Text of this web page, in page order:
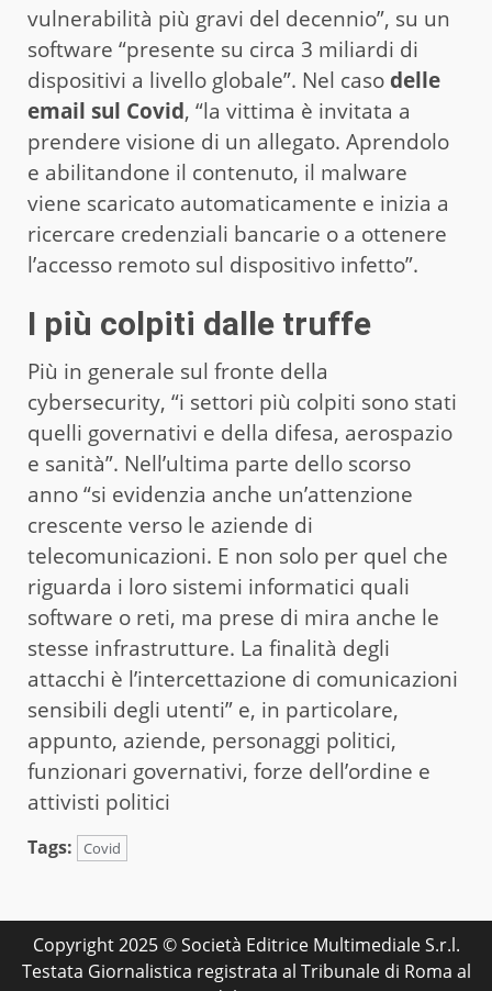
vulnerabilità più gravi del decennio”, su un
software “presente su circa 3 miliardi di
dispositivi a livello globale”. Nel caso delle
email sul Covid, “la vittima è invitata a
prendere visione di un allegato. Aprendolo
e abilitandone il contenuto, il malware
viene scaricato automaticamente e inizia a
ricercare credenziali bancarie o a ottenere
l’accesso remoto sul dispositivo infetto”.
I più colpiti dalle truffe
Più in generale sul fronte della
cybersecurity, “i settori più colpiti sono stati
quelli governativi e della difesa, aerospazio
e sanità”. Nell’ultima parte dello scorso
anno “si evidenzia anche un’attenzione
crescente verso le aziende di
telecomunicazioni. E non solo per quel che
riguarda i loro sistemi informatici quali
software o reti, ma prese di mira anche le
stesse infrastrutture. La finalità degli
attacchi è l’intercettazione di comunicazioni
sensibili degli utenti” e, in particolare,
appunto, aziende, personaggi politici,
funzionari governativi, forze dell’ordine e
attivisti politici
Tags: Covid
Copyright 2025 © Società Editrice Multimediale S.r.l.
Testata Giornalistica registrata al Tribunale di Roma al